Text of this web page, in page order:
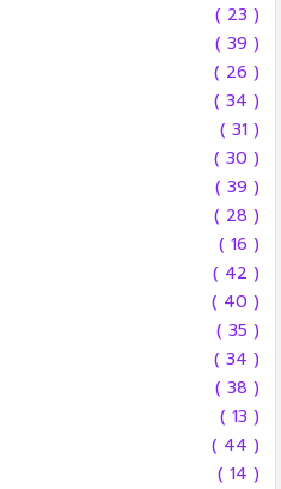
( 23 )
( 39 )
( 26 )
( 34 )
( 31 )
( 30 )
( 39 )
( 28 )
( 16 )
( 42 )
( 40 )
( 35 )
( 34 )
( 38 )
( 13 )
( 44 )
( 14 )